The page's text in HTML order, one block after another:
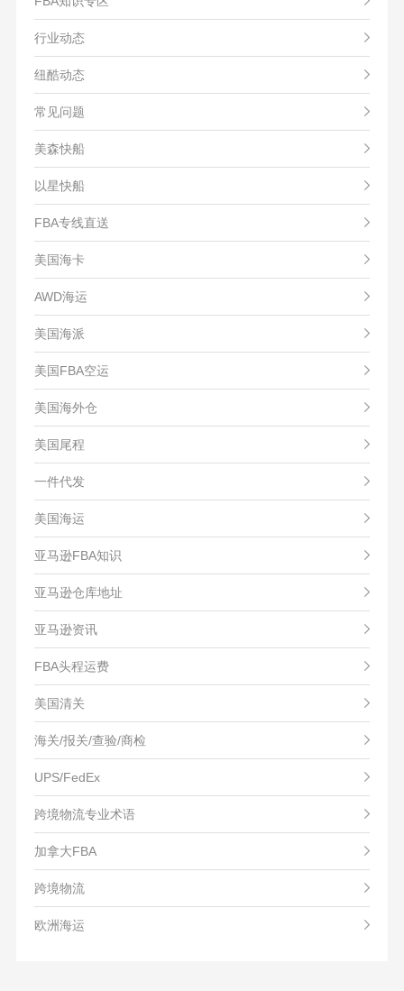
行业动态
纽酷动态
常见问题
美森快船
以星快船
FBA专线直送
美国海卡
AWD海运
美国海派
美国FBA空运
美国海外仓
美国尾程
一件代发
美国海运
亚马逊FBA知识
亚马逊仓库地址
亚马逊资讯
FBA头程运费
美国清关
海关/报关/查验/商检
UPS/FedEx
跨境物流专业术语
加拿大FBA
跨境物流
欧洲海运